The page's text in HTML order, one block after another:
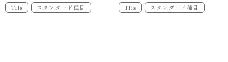
THs スタンダード種目 THs スタンダード種目